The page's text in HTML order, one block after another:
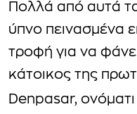
Πολλά από αυτά
ύπνο πεινασμένα
τροφή για να
κάτοικος της
Denpasar, ονόματι